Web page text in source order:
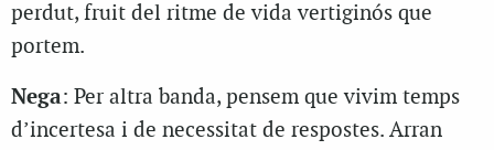
perdut, fruit del ritme de vida vertiginós que
portem.
Nega: Per altra banda, pensem que vivim temps
d’incertesa i de necessitat de respostes. Arran